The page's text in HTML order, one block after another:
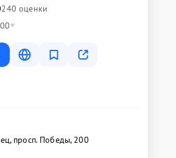
240 оценки
просп. Победы, 200